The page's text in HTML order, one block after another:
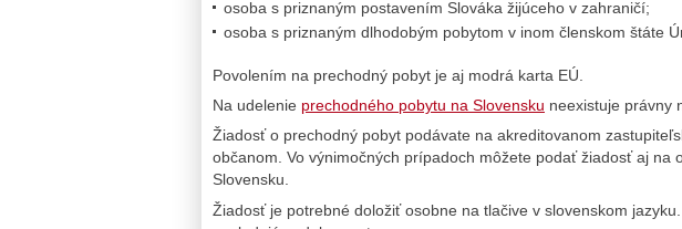
osoba s priznaným postavením Slováka žijúceho v zahraničí;
osoba s priznaným dlhodobým pobytom v inom členskom štáte
Povolením na prechodný pobyt je aj modrá karta EÚ.
Na udelenie prechodného pobytu na Slovensku neexistuje právny
Žiadosť o prechodný pobyt podávate na akreditovanom
občanom. Vo výnimočných prípadoch môžete podať žiadosť aj na
Slovensku.
Žiadosť je potrebné doložiť osobne na tlačive v slovenskom